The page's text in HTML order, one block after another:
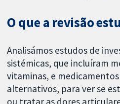
O que a revisão
Analisámos estudos de
sistémicas, que incluíram
vitaminas, e
alternativos, para ver se